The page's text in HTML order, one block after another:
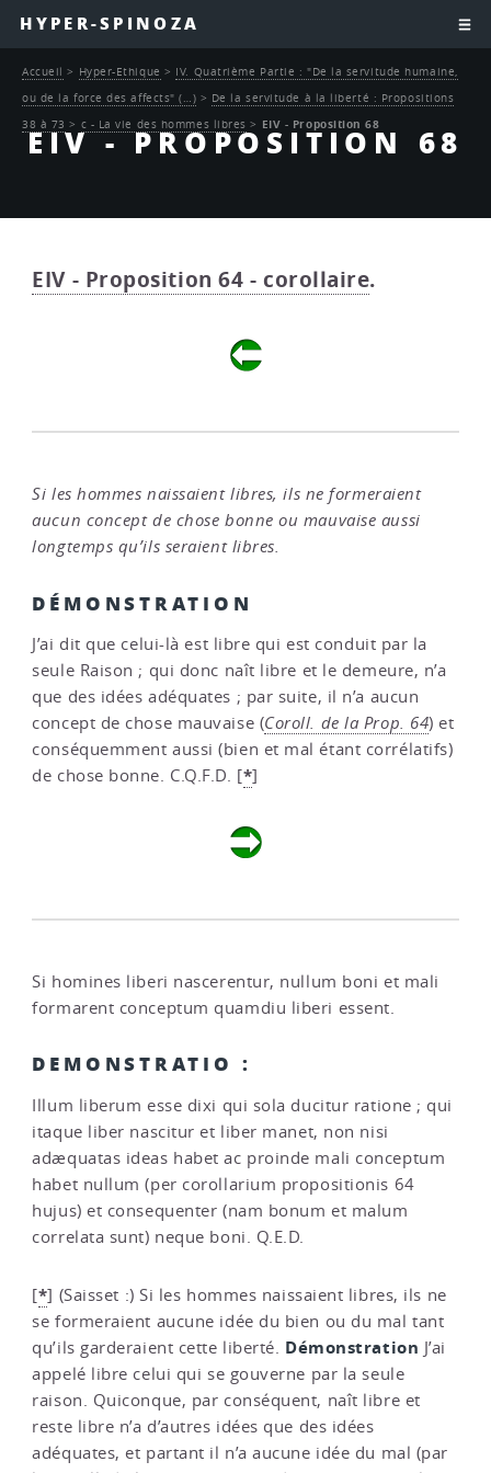
HYPER-SPINOZA
EIV - PROPOSITION 68
Accueil > Hyper-Ethique > IV. Quatrième Partie : "De la servitude humaine,
ou de la force des affects" (…) > De la servitude à la liberté : Propositions
38 à 73 > c - La vie des hommes libres > EIV - Proposition 68
EIV - Proposition 64 - corollaire.
Si les hommes naissaient libres, ils ne formeraient
aucun concept de chose bonne ou mauvaise aussi
longtemps qu’ils seraient libres.
DÉMONSTRATION
J’ai dit que celui-là est libre qui est conduit par la
seule Raison ; qui donc naît libre et le demeure, n’a
que des idées adéquates ; par suite, il n’a aucun
concept de chose mauvaise (Coroll. de la Prop. 64) et
conséquemment aussi (bien et mal étant corrélatifs)
de chose bonne. C.Q.F.D. [*]
Si homines liberi nascerentur, nullum boni et mali
formarent conceptum quamdiu liberi essent.
DEMONSTRATIO :
Illum liberum esse dixi qui sola ducitur ratione ; qui
itaque liber nascitur et liber manet, non nisi
adæquatas ideas habet ac proinde mali conceptum
habet nullum (per corollarium propositionis 64
hujus) et consequenter (nam bonum et malum
correlata sunt) neque boni. Q.E.D.
[*] (Saisset :) Si les hommes naissaient libres, ils ne
se formeraient aucune idée du bien ou du mal tant
qu’ils garderaient cette liberté. Démonstration J’ai
appelé libre celui qui se gouverne par la seule
raison. Quiconque, par conséquent, naît libre et
reste libre n’a d’autres idées que des idées
adéquates, et partant il n’a aucune idée du mal (par